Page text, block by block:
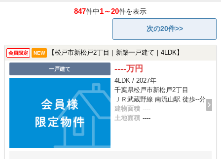
847件中1～20件を表示
次の20件>>
会員限定 NEW 【松戸市新松戸2丁目｜新築一戸建て｜4LDK】
一戸建て ----万円
4LDK / 2027年
千葉県松戸市新松戸2丁目
ＪＲ武蔵野線 南流山駅 徒歩--分
建物面積 ----
土地面積 ----